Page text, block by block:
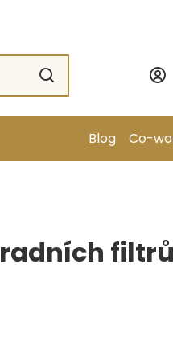
Blog Co-